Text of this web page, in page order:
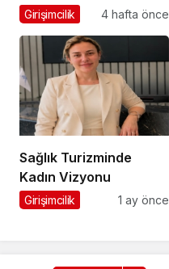
Girişimcilik 4 hafta önce
Sağlık Turizminde
Kadın Vizyonu
Girişimcilik 1 ay önce